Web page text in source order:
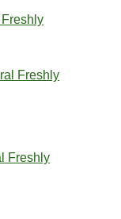
Freshly